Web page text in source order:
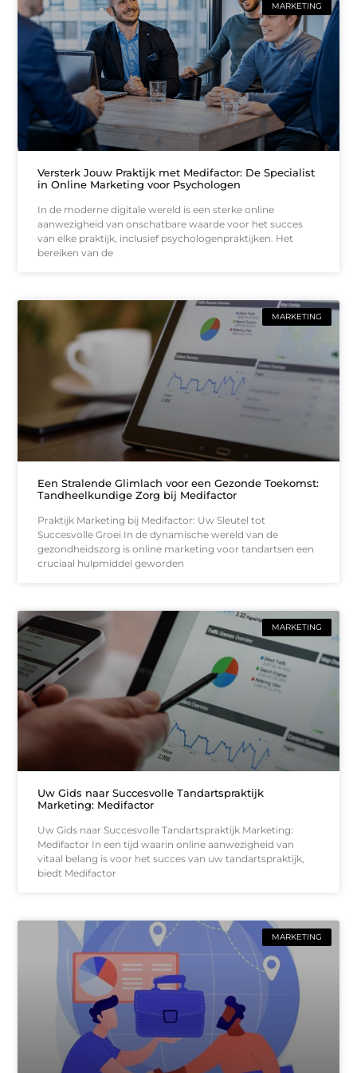
MARKETING
Versterk Jouw Praktijk met Medifactor: De Specialist
in Online Marketing voor Psychologen
In de moderne digitale wereld is een sterke online
aanwezigheid van onschatbare waarde voor het succes
van elke praktijk, inclusief psychologenpraktijken. Het
bereiken van de
MARKETING
Een Stralende Glimlach voor een Gezonde Toekomst:
Tandheelkundige Zorg bij Medifactor
Praktijk Marketing bij Medifactor: Uw Sleutel tot
Succesvolle Groei In de dynamische wereld van de
gezondheidszorg is online marketing voor tandartsen een
cruciaal hulpmiddel geworden
MARKETING
Uw Gids naar Succesvolle Tandartspraktijk
Marketing: Medifactor
Uw Gids naar Succesvolle Tandartspraktijk Marketing:
Medifactor In een tijd waarin online aanwezigheid van
vitaal belang is voor het succes van uw tandartspraktijk,
biedt Medifactor
MARKETING